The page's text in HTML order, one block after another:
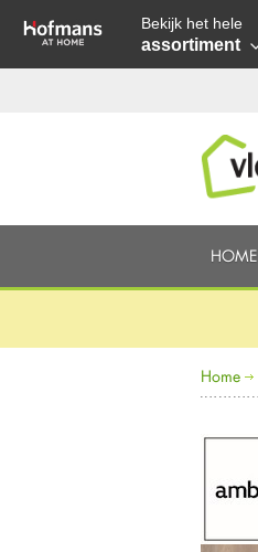
Bekijk het hele
assortiment
HOME
Home